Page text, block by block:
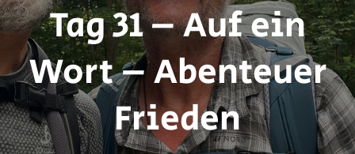
Tag 31 – Auf ein
Wort – Abenteuer
Frieden